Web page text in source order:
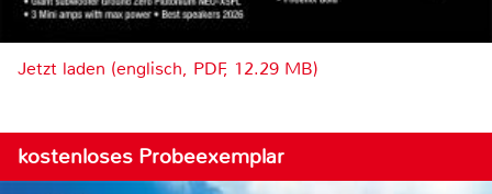
Jetzt laden (englisch, PDF, 12.29 MB)
kostenloses Probeexemplar